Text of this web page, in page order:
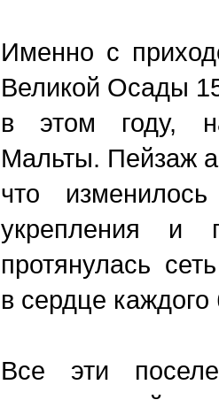
Именно с
Великой Осады
в этом году,
Мальты. Пейзаж
что
укрепления и
протянулась
в сердце
Все эти